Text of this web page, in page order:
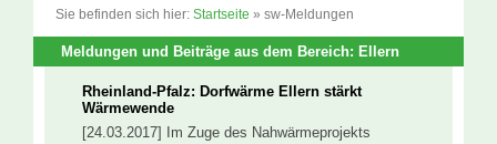
Sie befinden sich hier: Startseite » sw-Meldungen
Meldungen und Beiträge aus dem Bereich: Ellern
Rheinland-Pfalz: Dorfwärme Ellern stärkt
Wärmewende
[24.03.2017] Im Zuge des Nahwärmeprojekts